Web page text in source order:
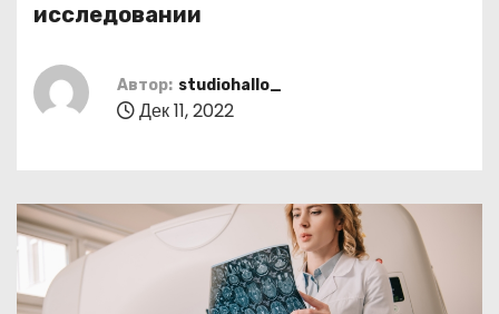
исследовании
Автор: studiohallo_
Дек 11, 2022